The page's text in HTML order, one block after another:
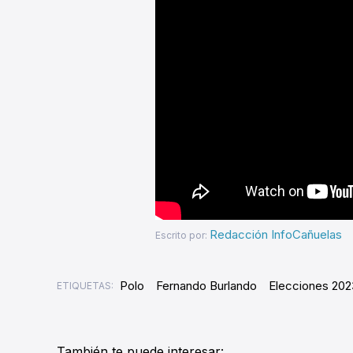
Escrito por: Redacción InfoCañuelas
ETIQUETAS: Polo Fernando Burlando Elecciones